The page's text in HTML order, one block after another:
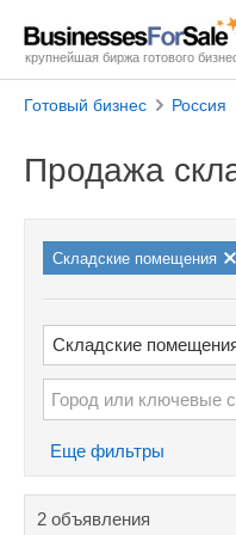
крупнейшая биржа готового
Готовый бизнес Россия
Продажа
Cкладские помещения
Cкладские
Еще фильтры
2 объявления